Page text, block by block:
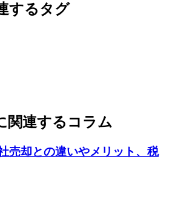
するタグ
関連するコラム
売却との違いやメリット、税